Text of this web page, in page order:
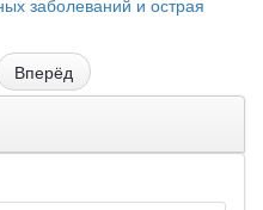
заболеваний и острая
Вперёд